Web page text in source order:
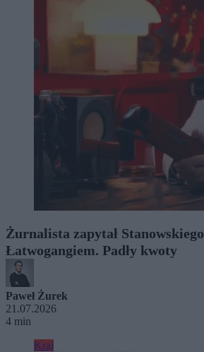
Żurnalista zapytał
Łatwogangiem. Padły kwoty
Paweł Żurek
21.07.2026
4 min
Kraj